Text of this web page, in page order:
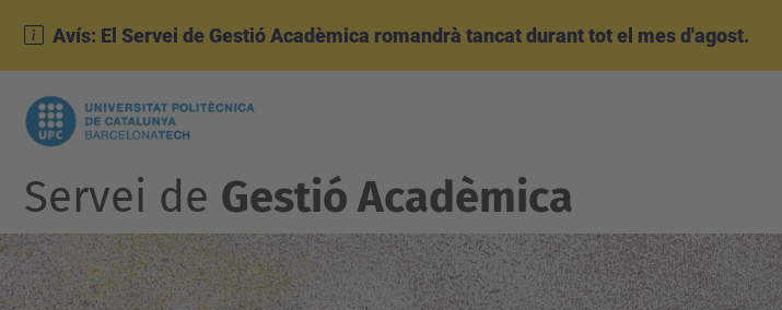
Avís: El Servei de Gestió Acadèmica romandrà tancat durant tot el mes d'agost.
Servei de Gestió Acadèmica